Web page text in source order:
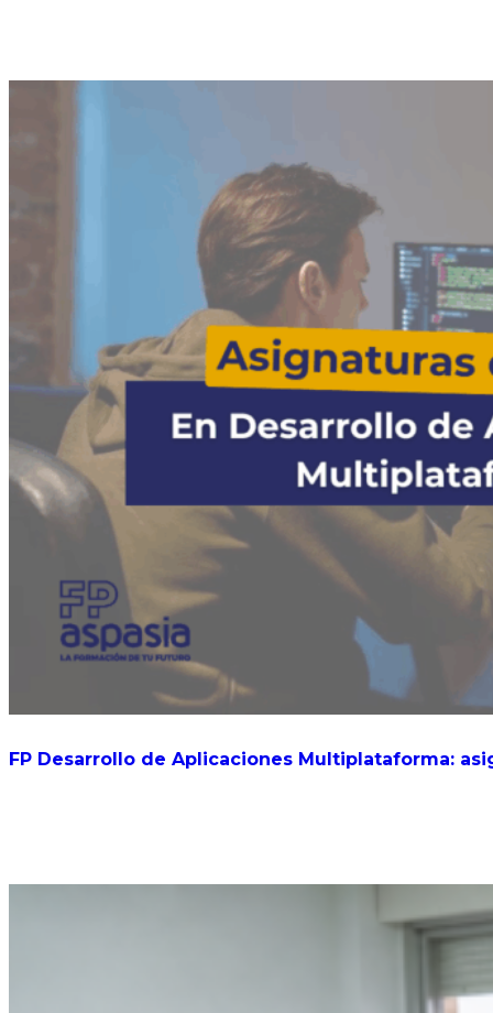
FP Desarrollo de Aplicaciones Multiplataforma: